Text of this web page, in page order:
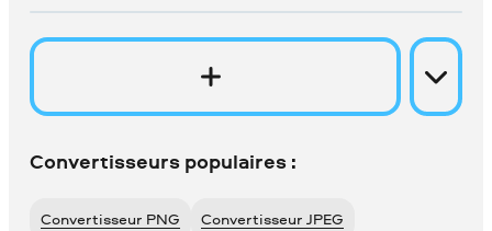
Convertisseurs populaires :
Convertisseur PNG Convertisseur JPEG